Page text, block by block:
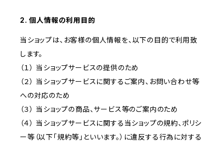
2. 個人情報の利用目的
当ショップは、お客様の個人情報を、以下の目的で利用致
します。
（１） 当ショップサービスの提供のため
（２） 当ショップサービスに関するご案内、お問い合わせ等
への対応のため
（３） 当ショップの商品、サービス等のご案内のため
（４） 当ショップサービスに関する当ショップの規約、ポリシ
ー等（以下「規約等」といいます。）に違反する行為に対する